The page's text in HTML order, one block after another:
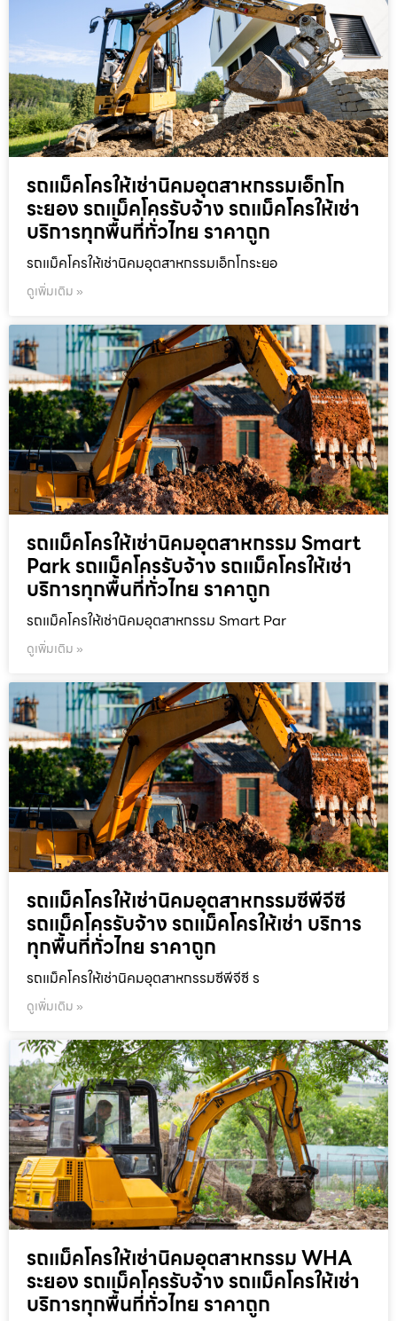
รถแม็คโครให้เช่านิคมอุตสาหกรรมเอ็กโก
ระยอง รถแม็คโครรับจ้าง รถแม็คโครให้เช่า
บริการทุกพื้นที่ทั่วไทย ราคาถูก
รถแม็คโครให้เช่านิคมอุตสาหกรรมเอ็กโกระยอ
ดูเพิ่มเติม »
รถแม็คโครให้เช่านิคมอุตสาหกรรม Smart
Park รถแม็คโครรับจ้าง รถแม็คโครให้เช่า
บริการทุกพื้นที่ทั่วไทย ราคาถูก
รถแม็คโครให้เช่านิคมอุตสาหกรรม Smart Par
ดูเพิ่มเติม »
รถแม็คโครให้เช่านิคมอุตสาหกรรมซีพีจีซี
รถแม็คโครรับจ้าง รถแม็คโครให้เช่า บริการ
ทุกพื้นที่ทั่วไทย ราคาถูก
รถแม็คโครให้เช่านิคมอุตสาหกรรมซีพีจีซี ร
ดูเพิ่มเติม »
รถแม็คโครให้เช่านิคมอุตสาหกรรม WHA
ระยอง รถแม็คโครรับจ้าง รถแม็คโครให้เช่า
บริการทุกพื้นที่ทั่วไทย ราคาถูก